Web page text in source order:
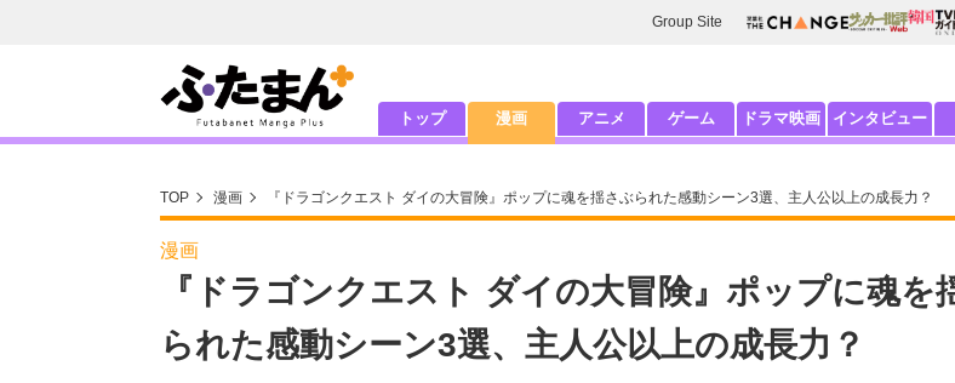
Group Site
トップ 漫画 アニメ ゲーム ドラマ映画 インタビュー
TOP 漫画 『ドラゴンクエスト ダイの大冒険』ポップに魂を揺さぶられた感動シーン3選、主人公以上の成長力？
漫画
『ドラゴンクエスト ダイの大冒険』ポップに魂を
られた感動シーン3選、主人公以上の成長力？